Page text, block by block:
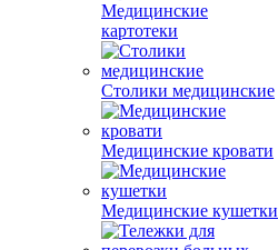
Медицинские
картотеки
Столики медицинские
Медицинские кровати
Медицинские кушетки